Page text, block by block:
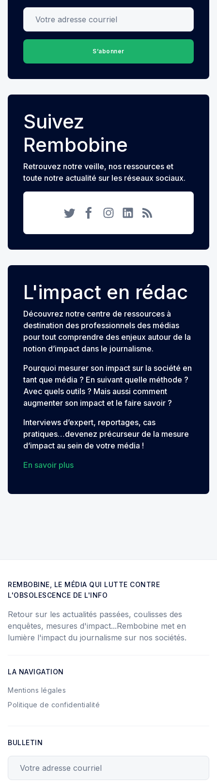
Votre adresse courriel
S’abonner
Suivez
Rembobine
Retrouvez notre veille, nos ressources et
toute notre actualité sur les réseaux sociaux.
L'impact en rédac
Découvrez notre centre de ressources à
destination des professionnels des médias
pour tout comprendre des enjeux autour de la
notion d’impact dans le journalisme.
Pourquoi mesurer son impact sur la société en
tant que média ? En suivant quelle méthode ?
Avec quels outils ? Mais aussi comment
augmenter son impact et le faire savoir ?
Interviews d’expert, reportages, cas
pratiques…devenez précurseur de la mesure
d’impact au sein de votre média !
En savoir plus
REMBOBINE, LE MÉDIA QUI LUTTE CONTRE
L'OBSOLESCENCE DE L'INFO
Retour sur les actualités passées, coulisses des
enquêtes, mesures d'impact...Rembobine met en
lumière l'impact du journalisme sur nos sociétés.
LA NAVIGATION
Mentions légales
Politique de confidentialité
BULLETIN